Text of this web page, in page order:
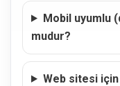
Mobil uyumlu
mudur?
Web sitesi